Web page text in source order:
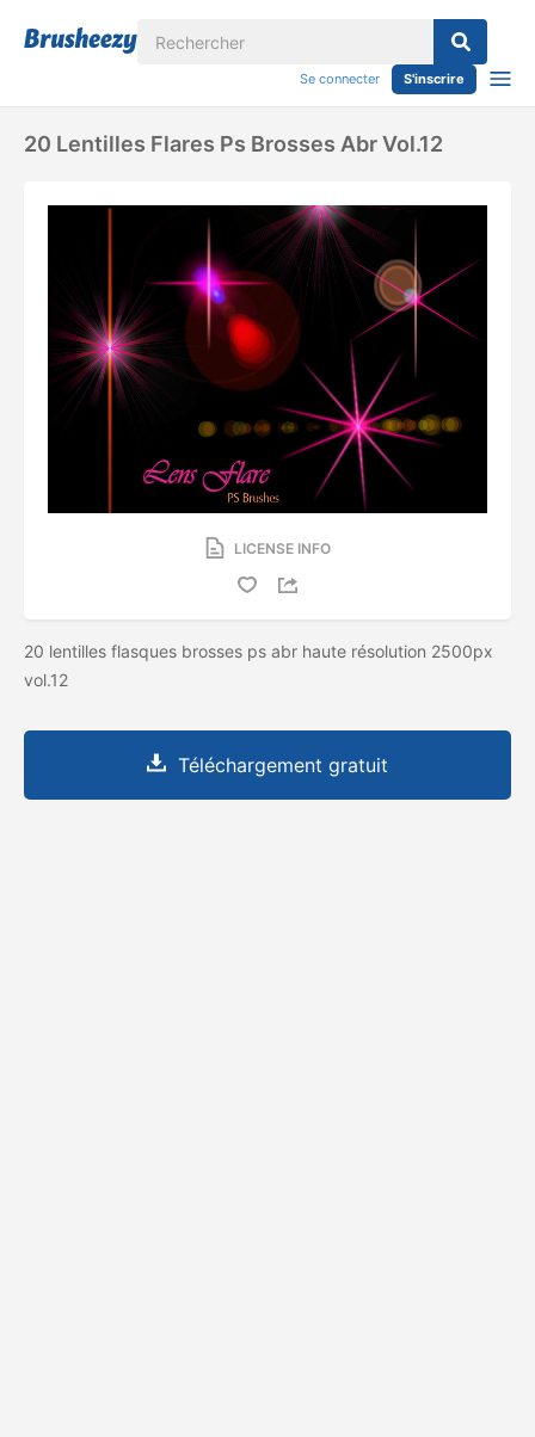
Se connecter S'inscrire
20 Lentilles Flares Ps Brosses Abr Vol.12
LICENSE INFO
20 lentilles flasques brosses ps abr haute résolution 2500px
vol.12
Téléchargement gratuit